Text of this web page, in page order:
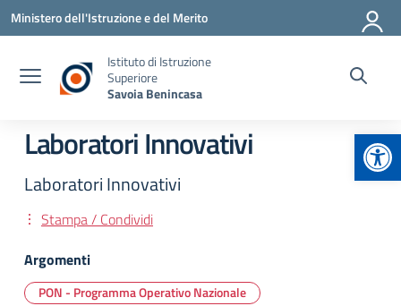
Vai ai contenuti
Vai al menu di navigazione
Vai al footer
Ministero dell'Istruzione e del Merito
Istituto di Istruzione
Superiore
Savoia Benincasa
Laboratori Innovativi
Laboratori Innovativi
Stampa / Condividi
Argomenti
PON - Programma Operativo Nazionale